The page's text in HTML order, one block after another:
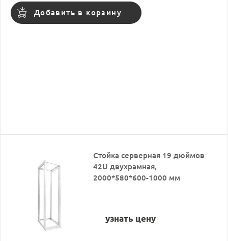
Добавить в корзину
Стойка серверная 19 дюймов
42U двухрамная,
2000*580*600-1000 мм
узнать цену